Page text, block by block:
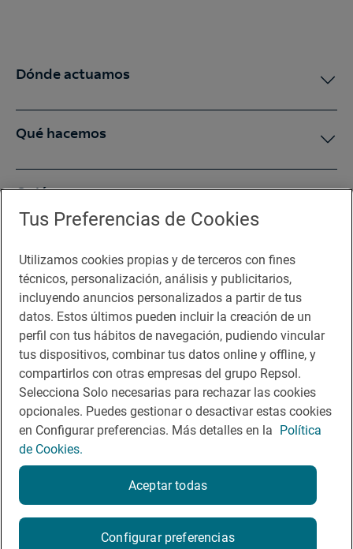
Dónde actuamos
Qué hacemos
Quiénes somos
Sala de prensa
Te puede interesar
Aviso legal
Contacto
Normas participación en RRSS
Política de privacidad
Tus Preferencias de Cookies
Utilizamos cookies propias y de terceros con fines
técnicos, personalización, análisis y publicitarios,
incluyendo anuncios personalizados a partir de tus
datos. Estos últimos pueden incluir la creación de un
perfil con tus hábitos de navegación, pudiendo vincular
tus dispositivos, combinar tus datos online y offline, y
compartirlos con otras empresas del grupo Repsol.
Selecciona Solo necesarias para rechazar las cookies
opcionales. Puedes gestionar o desactivar estas cookies
en Configurar preferencias. Más detalles en la Política
de Cookies.
Configurar preferencias
Aceptar todas